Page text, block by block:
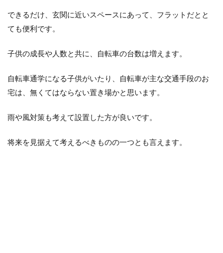
できるだけ、玄関に近いスペースにあって、フラットだとと
ても便利です。
子供の成長や人数と共に、自転車の台数は増えます。
自転車通学になる子供がいたり、自転車が主な交通手段のお
宅は、無くてはならない置き場かと思います。
雨や風対策も考えて設置した方が良いです。
将来を見据えて考えるべきものの一つとも言えます。